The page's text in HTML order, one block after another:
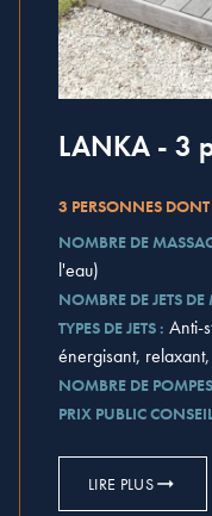
LANKA - 3
3 PERSONNES
NOMBRE DE
l'eau)
NOMBRE DE JETS
TYPES DE JETS : Anti-
énergisant,
NOMBRE DE
PRIX PUBLIC
LIRE PLUS